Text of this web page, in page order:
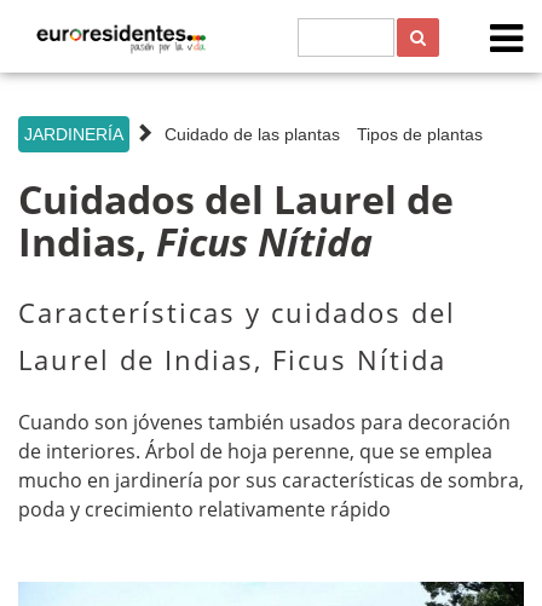
JARDINERÍA Cuidado de las plantas Tipos de plantas
Cuidados del Laurel de
Indias, Ficus Nítida
Características y cuidados del
Laurel de Indias, Ficus Nítida
Cuando son jóvenes también usados para decoración
de interiores. Árbol de hoja perenne, que se emplea
mucho en jardinería por sus características de sombra,
poda y crecimiento relativamente rápido